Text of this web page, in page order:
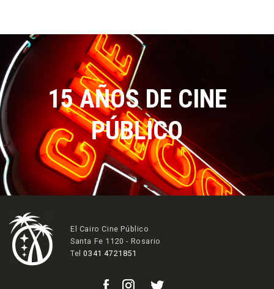
15 AÑOS DE CINE
PÚBLICO
El Cairo Cine Público
Santa Fe 1120 - Rosario
Tel0341 4721851